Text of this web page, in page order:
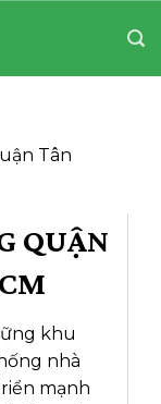
Tân
QUẬN
khu
nhà
mạnh